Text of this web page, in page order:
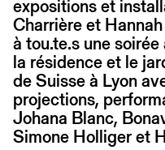
expositions et
Charrière et
à tou.te.s une
la résidence et le
de Suisse à Lyon
projections,
Johana Blanc,
Simone Holliger et